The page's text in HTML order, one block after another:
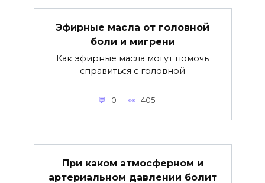
Эфирные масла от головной
боли и мигрени
Как эфирные масла могут помочь
справиться с головной
0 405
При каком атмосферном и
артериальном давлении болит